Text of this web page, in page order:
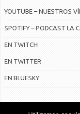
YOUTUBE – NUESTROS
SPOTIFY – PODCAST LA
EN TWITCH
EN TWITTER
EN BLUESKY